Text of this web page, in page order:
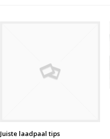
Juiste laadpaal tips